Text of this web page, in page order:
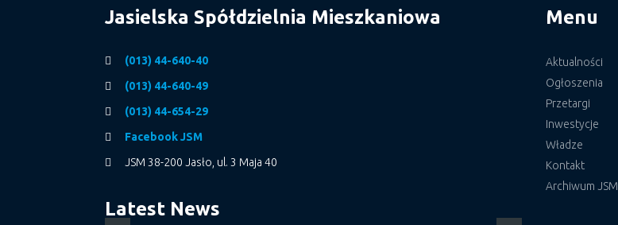
Jasielska Spółdzielnia Mieszkaniowa
(013) 44-640-40
(013) 44-640-49
(013) 44-654-29
Facebook JSM
JSM 38-200 Jasło, ul. 3 Maja 40
Latest News
Menu
Aktualności
Ogłoszenia
Przetargi
Inwestycje
Władze
Kontakt
Archiwum JSM